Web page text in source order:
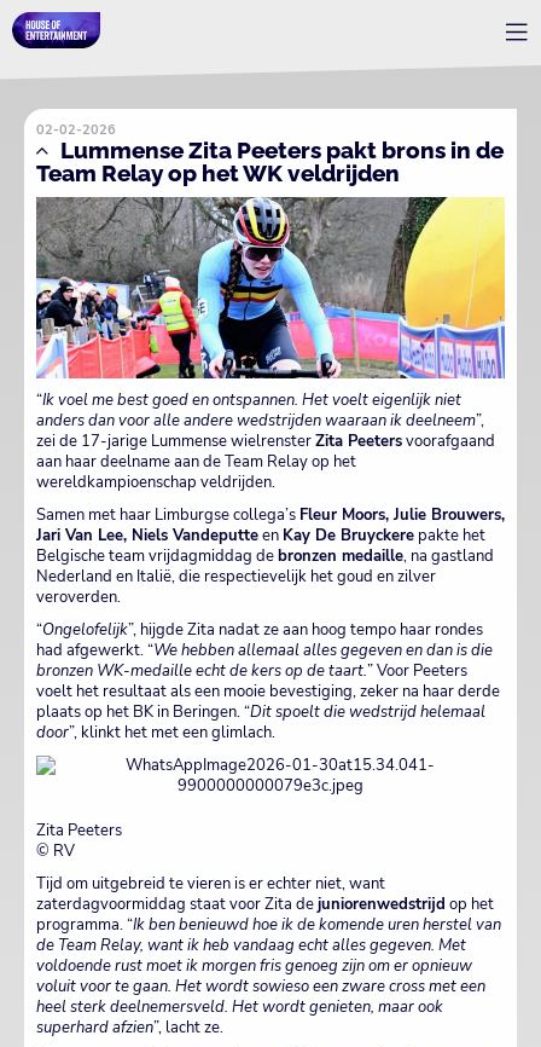
02-02-2026
Lummense Zita Peeters pakt brons in de
Team Relay op het WK veldrijden
“Ik voel me best goed en ontspannen. Het voelt eigenlijk niet
anders dan voor alle andere wedstrijden waaraan ik deelneem”,
zei de 17-jarige Lummense wielrensterZita Peetersvoorafgaand
aan haar deelname aan de Team Relay op het
wereldkampioenschap veldrijden.
Samen met haar Limburgse collega’s Fleur Moors, Julie Brouwers,
Jari Van Lee, Niels Vandeputteen Kay De Bruyckere pakte het
Belgische team vrijdagmiddag debronzen medaille, na gastland
Nederland en Italië, die respectievelijk het goud en zilver
veroverden.
“Ongelofelijk”, hijgde Zita nadat ze aan hoog tempo haar rondes
had afgewerkt. “We hebben allemaal alles gegeven en dan is die
bronzen WK-medaille echt de kers op de taart.” Voor Peeters
voelt het resultaat als een mooie bevestiging, zeker na haar derde
plaats op het BK in Beringen. “Dit spoelt die wedstrijd helemaal
door”, klinkt het met een glimlach.
Zita Peeters
© RV
Tijd om uitgebreid te vieren is er echter niet, want
zaterdagvoormiddag staat voor Zita dejuniorenwedstrijd op het
programma. “Ik ben benieuwd hoe ik de komende uren herstel van
de Team Relay, want ik heb vandaag echt alles gegeven. Met
voldoende rust moet ik morgen fris genoeg zijn om er opnieuw
voluit voor te gaan. Het wordt sowieso een zware cross met een
heel sterk deelnemersveld. Het wordt genieten, maar ook
superhard afzien”, lacht ze.